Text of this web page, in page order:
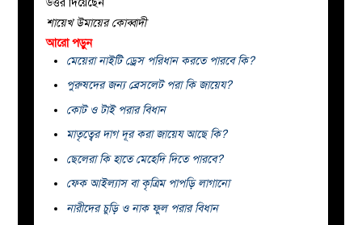
শায়েখ উমায়ের কোব্বাদী
আরো পড়ুন
মেয়েরা নাইটি ড্রেস পরিধান করতে পারবে কি?
পুরুষদের জন্য ব্রেসলেট পরা কি জায়েয?
কোট ও টাই পরার বিধান
মাতৃত্বের দাগ দূর করা জায়েয আছে কি?
ছেলেরা কি হাতে মেহেদি দিতে পারবে?
ফেক আইল্যাস বা কৃত্রিম পাপড়ি লাগানো
নারীদের চুড়ি ও নাক ফুল পরার বিধান